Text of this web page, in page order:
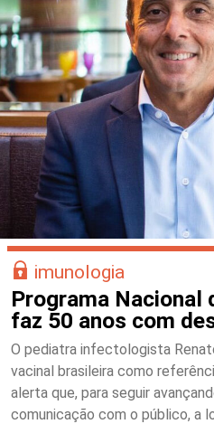
imunologia
Programa Nacional
faz 50 anos com
O pediatra infectologista
vacinal brasileira como
alerta que, para seguir
comunicação com o público, a